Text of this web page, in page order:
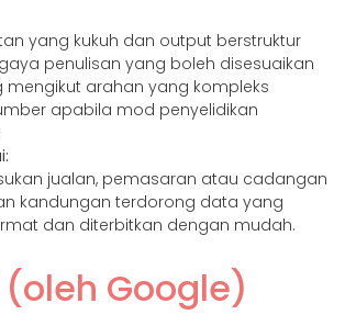
yang kukuh dan output berstruktur
penulisan yang boleh disesuaikan
mengikut arahan yang kompleks
apabila mod penyelidikan
jualan, pemasaran atau cadangan
kandungan terdorong data yang
dan diterbitkan dengan mudah.
Google)